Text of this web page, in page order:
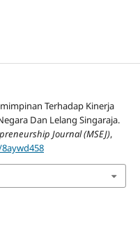
Terhadap Kinerja
Dan Lelang Singaraja.
Journal (MSEJ),